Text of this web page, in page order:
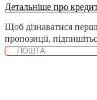
Детальніше про
Щоб дізнаватися
пропозиції,